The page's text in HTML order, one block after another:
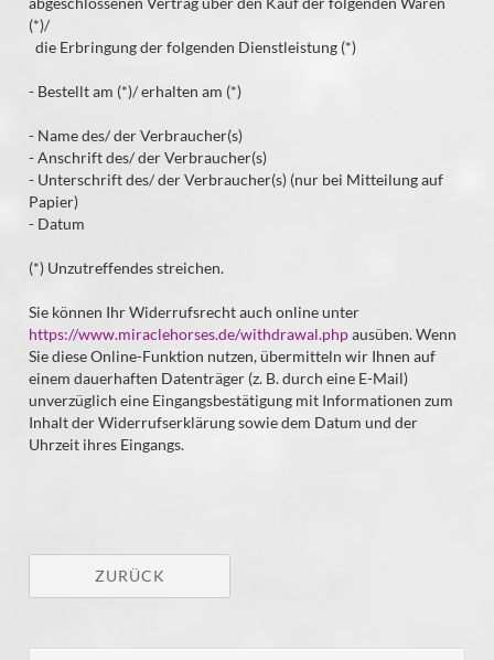
(*)/
die Erbringung der folgenden Dienstleistung (*)
- Bestellt am (*)/ erhalten am (*)
- Name des/ der Verbraucher(s)
- Anschrift des/ der Verbraucher(s)
- Unterschrift des/ der Verbraucher(s) (nur bei Mitteilung auf
Papier)
- Datum
(*) Unzutreffendes streichen.
Sie können Ihr Widerrufsrecht auch online unter
https://www.miraclehorses.de/withdrawal.phpausüben. Wenn
Sie diese Online-Funktion nutzen, übermitteln wir Ihnen auf
einem dauerhaften Datenträger (z. B. durch eine E-Mail)
unverzüglich eine Eingangsbestätigung mit Informationen zum
Inhalt der Widerrufserklärung sowie dem Datum und der
Uhrzeit ihres Eingangs.
ZURÜCK